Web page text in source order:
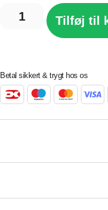
Tilføj til
Betal sikkert & trygt hos os